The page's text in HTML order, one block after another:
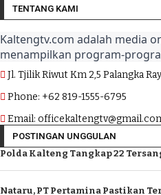
TENTANG KAMI
Kaltengtv.com adalah media
menampilkan program-
Jl. Tjilik Riwut Km 2,5 Palangka
Phone: +62 819-1555-6795
Email:
POSTINGAN UNGGULAN
Polda Kalteng Tangkap 22
Nataru, PT Pertamina Pastikan